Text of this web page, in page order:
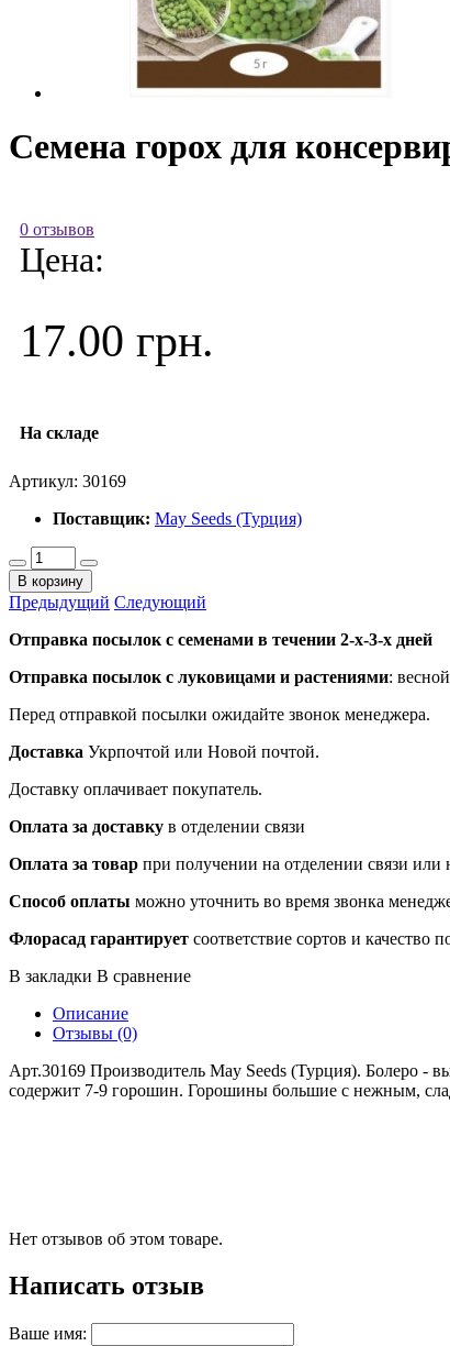
Семена горох для
0 отзывов
Цена:
17.00 грн.
На складе
Артикул: 30169
Поставщик: May Seeds (Турция)
В корзину
Предыдущий Следующий
Отправка посылок с семенами в течении 2-х-3-х дней
Отправка посылок с луковицами и растениями:
Перед отправкой посылки ожидайте звонок менеджера.
Доставка Укрпочтой или Новой почтой.
Доставку оплачивает покупатель.
Оплата за доставку в отделении связи
Оплата за товар при получении на отделении связи или
Способ оплаты можно уточнить во время звонка
Флорасад гарантирует соответствие сортов и качество
В закладки В сравнение
Описание
Отзывы (0)
Арт.30169 Производитель May Seeds (Турция). Болеро -
содержит 7-9 горошин. Горошины большие с нежным,
Нет отзывов об этом товаре.
Написать отзыв
Ваше имя: